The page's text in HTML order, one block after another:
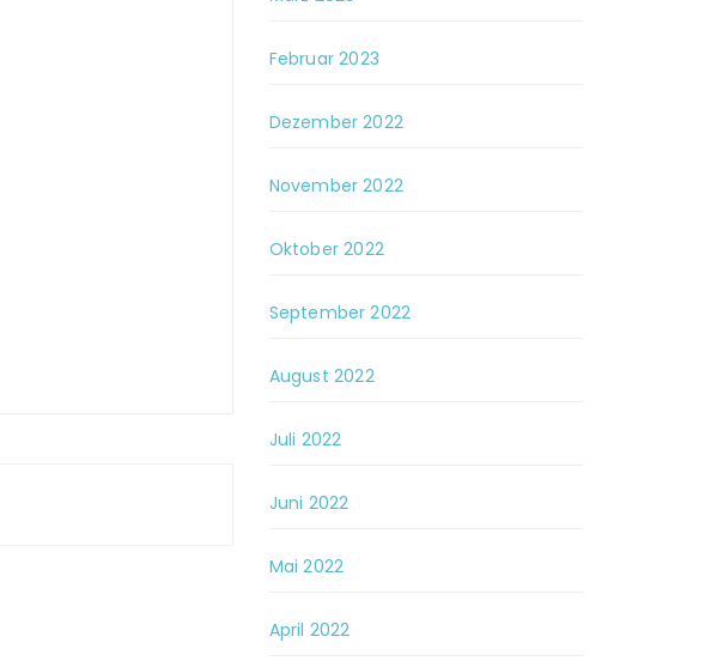
Februar 2023
Dezember 2022
November 2022
Oktober 2022
September 2022
August 2022
Juli 2022
Juni 2022
Mai 2022
April 2022